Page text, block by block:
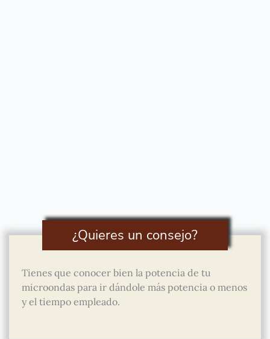
¿Quieres un consejo?
Tienes que conocer bien la potencia de tu
microondas para ir dándole más potencia o menos
y el tiempo empleado.